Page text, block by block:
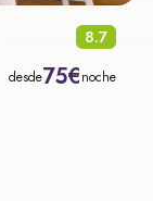
8.7
desde75€noche